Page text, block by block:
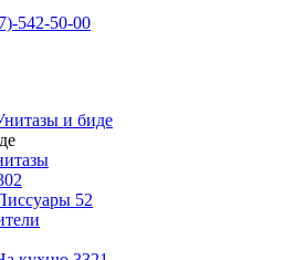
542-50-00
и биде
52